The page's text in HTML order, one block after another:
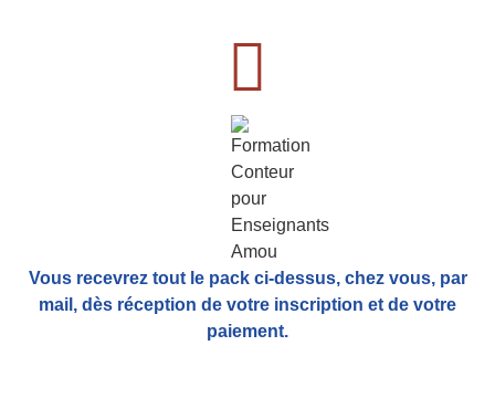
Vous recevrez tout le pack ci-dessus, chez vous, par
mail, dès réception de votre inscription et de votre
paiement.